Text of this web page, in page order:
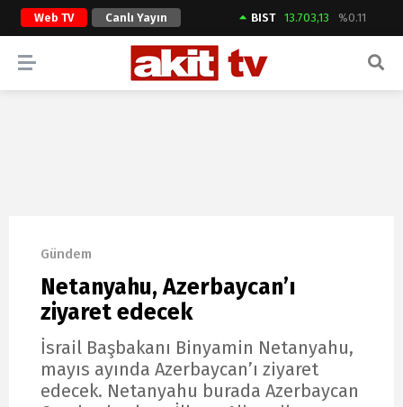
Web TV Canlı Yayın BIST 13.703,13 %0.11
ARAMA YAP
Gündem
Netanyahu, Azerbaycan’ı
ziyaret edecek
İsrail Başbakanı Binyamin Netanyahu,
mayıs ayında Azerbaycan’ı ziyaret
edecek. Netanyahu burada Azerbaycan